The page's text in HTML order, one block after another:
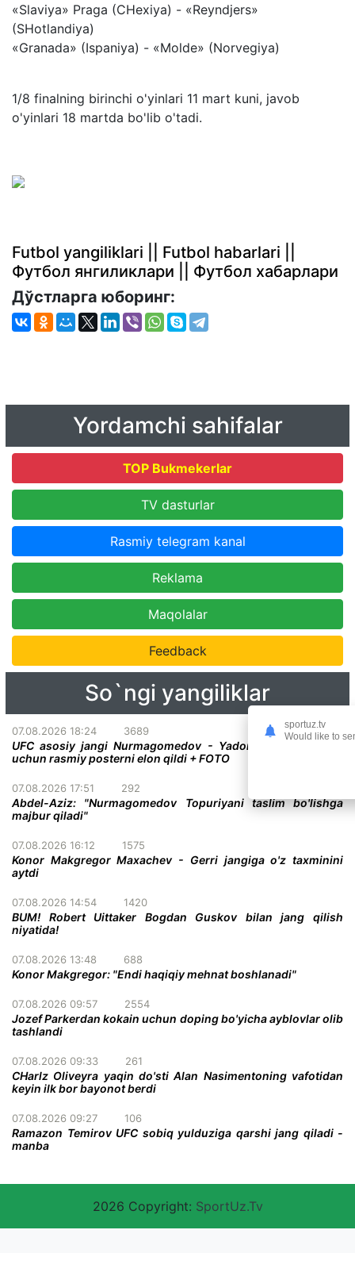
«Slaviya» Praga (CHexiya) - «Reyndjers»
(SHotlandiya)
«Granada» (Ispaniya) - «Molde» (Norvegiya)
1/8 finalning birinchi o'yinlari 11 mart kuni, javob
o'yinlari 18 martda bo'lib o'tadi.
Futbol yangiliklari || Futbol habarlari ||
Футбол янгиликлари || Футбол хабарлари
Дўстларга юборинг:
Yordamchi sahifalar
TOP Bukmekerlar
TV dasturlar
Rasmiy telegram kanal
Reklama
Maqolalar
Feedback
So`ngi yangiliklar
07.08.2026 18:24 3689
UFC asosiy jangi Nurmagomedov - Yadong bo'lgan turnir
uchun rasmiy posterni elon qildi + FOTO
07.08.2026 17:51 292
Abdel-Aziz: "Nurmagomedov Topuriyani taslim bo'lishga
majbur qiladi"
07.08.2026 16:12 1575
Konor Makgregor Maxachev - Gerri jangiga o'z taxminini
aytdi
07.08.2026 14:54 1420
BUM! Robert Uittaker Bogdan Guskov bilan jang qilish
niyatida!
07.08.2026 13:48 688
Konor Makgregor: "Endi haqiqiy mehnat boshlanadi"
07.08.2026 09:57 2554
Jozef Parkerdan kokain uchun doping bo'yicha ayblovlar olib
tashlandi
07.08.2026 09:33 261
CHarlz Oliveyra yaqin do'sti Alan Nasimentoning vafotidan
keyin ilk bor bayonot berdi
07.08.2026 09:27 106
Ramazon Temirov UFC sobiq yulduziga qarshi jang qiladi -
manba
2026 Copyright: SportUz.Tv
sportuz.tv
Would like to